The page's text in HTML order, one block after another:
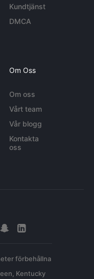
Kundtjänst
DMCA
Om Oss
Om oss
Vårt team
Vår blogg
Kontakta
oss
förbehållna